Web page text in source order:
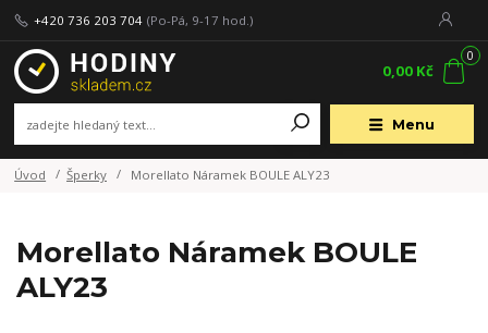
Menu
+420 736 203 704 (Po-Pá, 9-17 hod.)
0
0,00 Kč
Úvod Šperky Morellato Náramek BOULE ALY23
Morellato Náramek BOULE
ALY23